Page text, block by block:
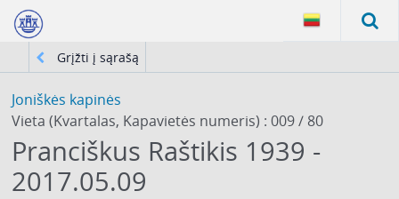
Grįžti į sąrašą
Joniškės kapinės
Vieta (Kvartalas, Kapavietės numeris) : 009 / 80
Pranciškus Raštikis 1939 -
2017.05.09